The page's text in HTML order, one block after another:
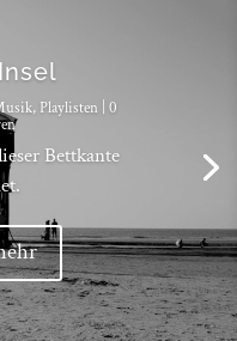
, Playlisten | 0
Bettkante